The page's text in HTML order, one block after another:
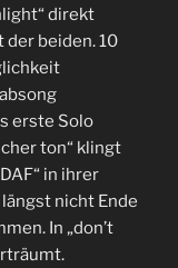
direkt
beiden. 10
erste Solo
ton“ klingt
in ihrer
nicht Ende
In „don’t